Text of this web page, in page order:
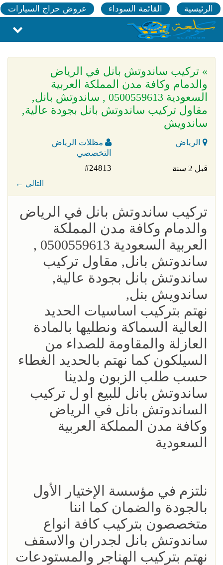
الرئيسية القائمة السوداء عروض حراج السيارات
» تركيب ساندوتش بانل في الرياض
والدمام وكافة مدن المملكة العربية
السعودية 0500559613 , ساندوتش بانل,
مقاول تركيب ساندوتش بانل بجودة عالية,
ساندويش
الرياض
مظلات الرياض
التخصصي
قبل 2 سنة
#24813
← التالي
تركيب ساندوتش بانل في الرياض
والدمام وكافة مدن المملكة
العربية السعودية 0500559613 ,
ساندوتش بانل, مقاول تركيب
ساندوتش بانل بجودة عالية,
ساندويش بنل,
نهتم بتركيب اساسيات الحديد
العالية السماكة ونطليها بالمادة
العازلة والمقاومة للصداء من
السيلكون كما نهتم بالحديد الغطاء
حسب طلب الزبون ولدينا
ساندوتش بانل للبيع او ل تركيب
الساندوتش بانل في الرياض
وكافة مدن المملكة العربية
السعودية
نلتزم في مؤسسة الإختيار الأول
بالجودة والضمان كما اننا
متخصصون بتركيب كافة انواع
ساندوتش بانل لجدران والاسقف
نهتم بتركيب الهناجر والمستودعات